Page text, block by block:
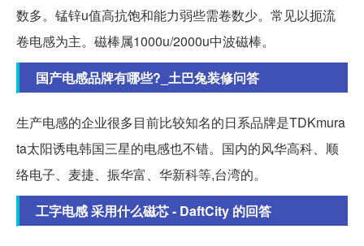
数多。锰锌u值高抗饱和能力弱些需卷数少。常见以扼流
卷电感为主。磁棒属1000u/2000u中波磁棒。
国产电感品牌有哪些?_土巴兔装修问答
生产电感的企业很多目前比较知名的日系品牌是TDKmura
ta太阳诱电韩国三星的电感也不错。国内的风华高科、顺
络电子、麦捷、振华富、华新科等,台湾的。
工字电感 采用什么磁芯 - DaftCity 的回答